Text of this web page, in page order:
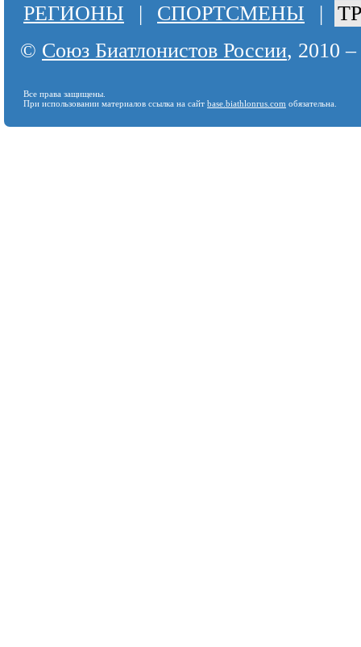
РЕГИОНЫ | СПОРТСМЕНЫ |
© Союз Биатлонистов России, 2010
Все права защищены.
При использовании материалов ссылка на сайт base.biathlonrus.com обязательна.